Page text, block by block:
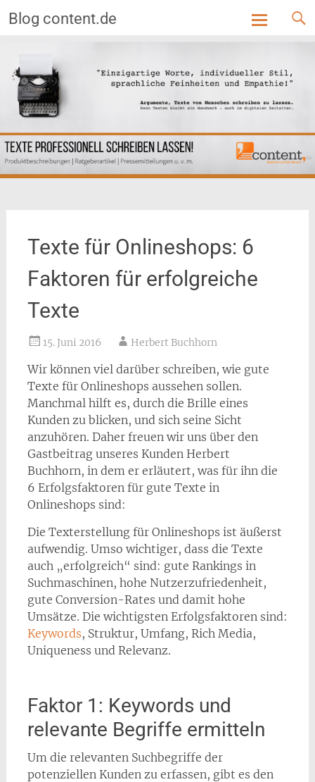
Blog content.de
Skip
content
Texte für Onlineshops: 6
Faktoren für erfolgreiche
Texte
15. Juni 2016 Herbert Buchhorn
Wir können viel darüber schreiben, wie gute
Texte für Onlineshops aussehen sollen.
Manchmal hilft es, durch die Brille eines
Kunden zu blicken, und sich seine Sicht
anzuhören. Daher freuen wir uns über den
Gastbeitrag unseres Kunden Herbert
Buchhorn, in dem er erläutert, was für ihn die
6 Erfolgsfaktoren für gute Texte in
Onlineshops sind:
Die Texterstellung für Onlineshops ist äußerst
aufwendig. Umso wichtiger, dass die Texte
auch „erfolgreich“ sind: gute Rankings in
Suchmaschinen, hohe Nutzerzufriedenheit,
gute Conversion-Rates und damit hohe
Umsätze. Die wichtigsten Erfolgsfaktoren sind:
Keywords, Struktur, Umfang, Rich Media,
Uniqueness und Relevanz.
Faktor 1: Keywords und
relevante Begriffe ermitteln
Um die relevanten Suchbegriffe der
potenziellen Kunden zu erfassen, gibt es den